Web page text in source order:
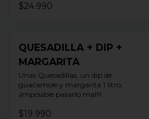
$24.990
QUESADILLA + DIP +
MARGARITA
Unas Quesadillas, un dip de
guacamole y margarita 1 litro,
¡Imposible pasarlo mal!!!
$19.990